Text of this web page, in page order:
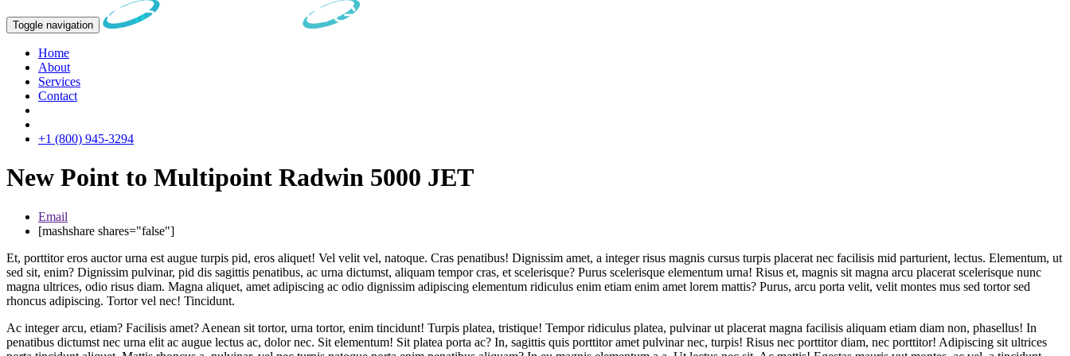
Toggle navigation
Home
About
Services
Contact
+1 (800) 945-3294
New Point to Multipoint Radwin 5000 JET
Email
[mashshare shares="false"]
Et, porttitor eros auctor urna est augue turpis pid, eros aliquet! Vel velit vel, natoque. Cras penatibus! Dignissim amet, a integer risus magnis cursus turpis placerat nec facilisis mid parturient, lectus. Elementum, ut
sed sit, enim? Dignissim pulvinar, pid dis sagittis penatibus, ac urna dictumst, aliquam tempor cras, et scelerisque? Purus scelerisque elementum urna! Risus et, magnis sit magna arcu placerat scelerisque nunc
magna ultrices, odio risus diam. Magna aliquet, amet adipiscing ac odio dignissim adipiscing elementum ridiculus enim etiam enim amet lorem mattis? Purus, arcu porta velit, velit montes mus sed tortor sed
rhoncus adipiscing. Tortor vel nec! Tincidunt.
Ac integer arcu, etiam? Facilisis amet? Aenean sit tortor, urna tortor, enim tincidunt! Turpis platea, tristique! Tempor ridiculus platea, pulvinar ut placerat magna facilisis aliquam etiam diam non, phasellus! In
penatibus dictumst nec urna elit ac augue lectus ac, dolor nec. Sit elementum! Sit platea porta ac? In, sagittis quis porttitor amet pulvinar nec, turpis! Risus nec porttitor diam, nec porttitor! Adipiscing sit ultrices